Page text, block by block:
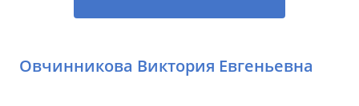
Овчинникова Виктория Евгеньевна